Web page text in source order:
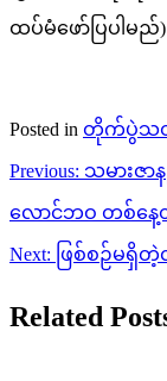
ထပ်မံဖော်ပြပါမည်)
Posted in တိုက်ပွဲသ
Post
navigation
Previous: သမားဇ
လောင်ဘဝ တစ်နေ့
Next: ဖြစ်စဉ်မရှိ
Related